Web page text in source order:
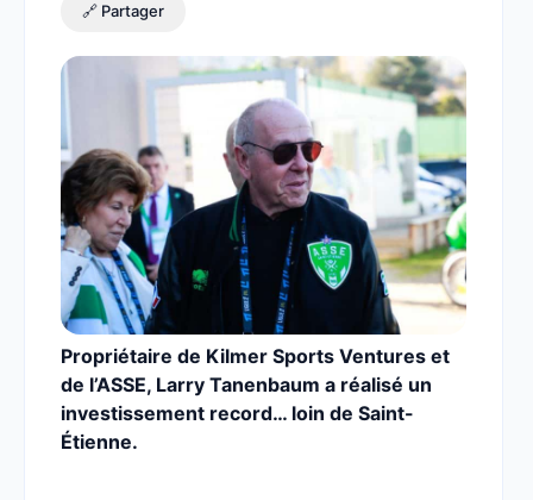
🔗 Partager
Propriétaire de Kilmer Sports Ventures et
de l’ASSE, Larry Tanenbaum a réalisé un
investissement record… loin de Saint-
Étienne.